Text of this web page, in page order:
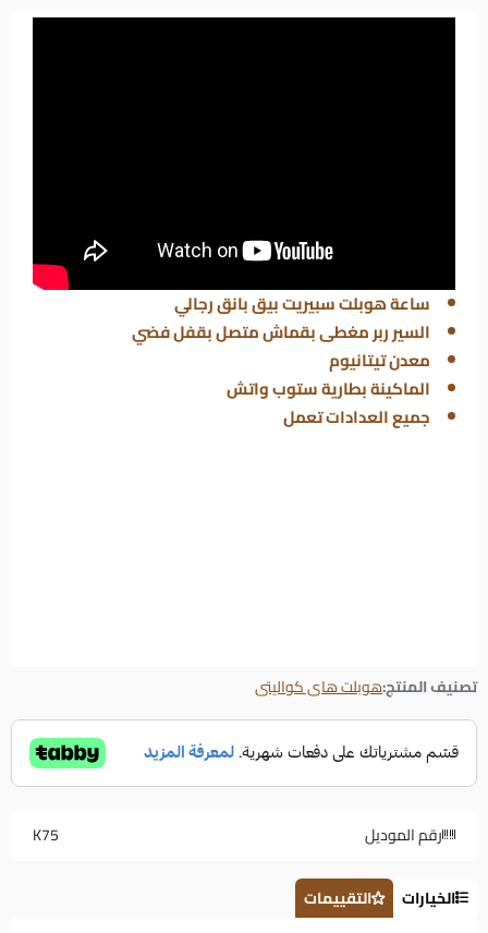
ساعة هوبلت سبيريت بيق بانق رجالي
السير ربر مغطى بقماش متصل بقفل فضي
معدن تيتانيوم
الماكينة بطارية ستوب واتش
جميع العدادات تعمل
تصنيف المنتج:هوبلت هاى كواليتى
رقم الموديل K75
الخيارات
التقييمات